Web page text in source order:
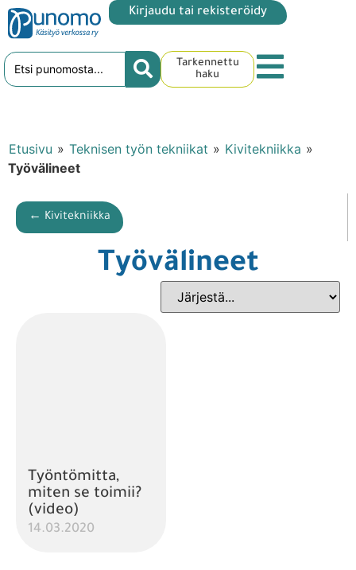
Kirjaudu tai rekisteröidy
Tarkennettu
haku
Etusivu » Teknisen työn tekniikat » Kivitekniikka »
Työvälineet
← Kivitekniikka
Työvälineet
Työntömitta,
miten se toimii?
(video)
14.03.2020